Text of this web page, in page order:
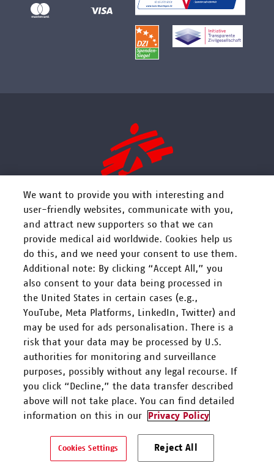
FOLGEN SIE UNS
Mitarbeiten
Spenden
Kontakt & Support
Ärzte ohne Grenzen e.V. ist als eingetragene gemeinnützige
Organisation von der Körperschaft- und Gewerbesteuer gem. §5 I
We want to provide you with interesting and
user-friendly websites, communicate with you,
and attract new supporters so that we can
provide medical aid worldwide. Cookies help us
do this, and we need your consent to use them.
Additional note: By clicking “Accept All,” you
also consent to your data being processed in
the United States in certain cases (e.g.,
YouTube, Meta Platforms, LinkedIn, Twitter) and
may be used for ads personalisation. There is a
risk that your data may be processed by U.S.
authorities for monitoring and surveillance
purposes, possibly without any legal recourse. If
you click “Decline,” the data transfer described
above will not take place. You can find detailed
information on this in our
Privacy Policy
Cookies Settings Reject All